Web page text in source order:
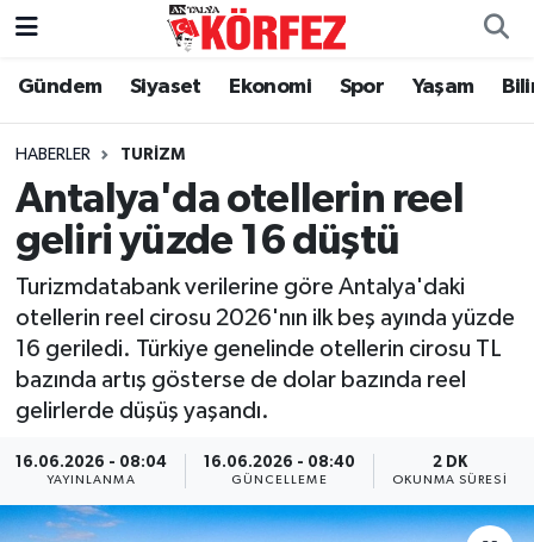
Gündem Siyaset Ekonomi Spor Yaşam
HABERLER TURIZM
Antalya'da otellerin reel
geliri yüzde 16 düştü
Turizmdatabank verilerine göre Antalya'daki
otellerin reel cirosu 2026'nın ilk beş ayında yüzde
16 geriledi. Türkiye genelinde otellerin cirosu TL
bazında artış gösterse de dolar bazında reel
gelirlerde düşüş yaşandı.
16.06.2026 - 08:04
YAYINLANMA
16.06.2026 - 08:40
GÜNCELLEME
2 DK
OKUNMA SÜRESI
Gündem
Siyaset
Yerel Yönetim
Yaşam
Asayiş
Dünya
Nöbetçi Eczaneler
Hava Durumu
Trafik Durumu
Son Dakika Haberleri
Haber Arşivi